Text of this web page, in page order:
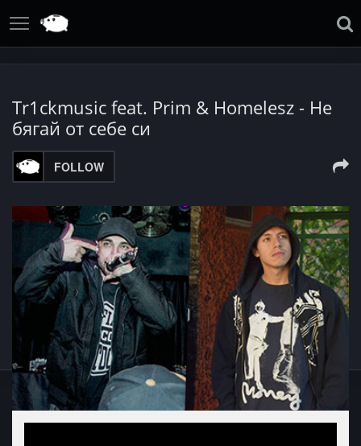
Tr1ckmusic feat. Prim & Homelesz - Не
бягай от себе си
FOLLOW